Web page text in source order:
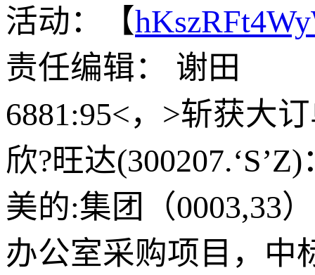
活动：【
责任编辑： 谢田
6881:95<，>斩获大
欣?旺达
美的:集团（0003,33
办公室采购项目，中